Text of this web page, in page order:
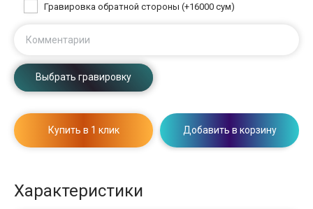
Гравировка обратной стороны (+16000 сум)
Комментарии
Выбрать гравировку
Купить в 1 клик Добавить в корзину
Характеристики